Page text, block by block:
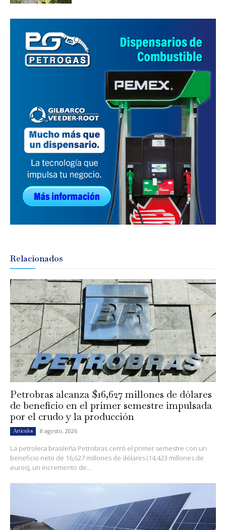
Relacionados
Petrobras alcanza $16,627 millones de dólares
de beneficio en el primer semestre impulsada
por el crudo y la producción
Artículos 8 agosto, 2026
La petrolera brasileña Petrobras cerró el primer semestre con un
beneficio neto de 16,627 millones de dólares (14,423 millones de
euros), un incremento de...